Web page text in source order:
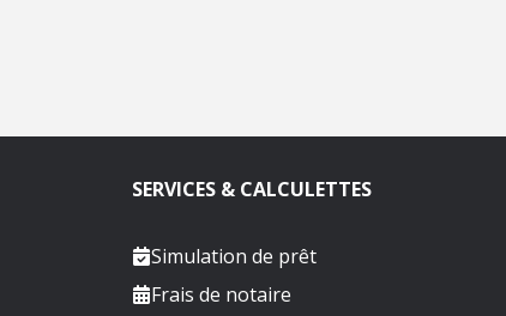
SERVICES & CALCULETTES
Simulation de prêt
Frais de notaire